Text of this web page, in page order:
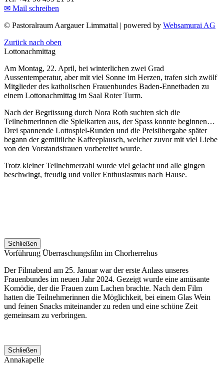
✉ Mail schreiben
© Pastoralraum Aargauer Limmattal | powered by Websamurai AG
Zurück nach oben
Lottonachmittag
Am Montag, 22. April, bei winterlichen zwei Grad
Aussentemperatur, aber mit viel Sonne im Herzen, trafen sich zwölf
Mitglieder des katholischen Frauenbundes Baden-Ennetbaden zu
einem Lottonachmittag im Saal Roter Turm.
Nach der Begrüssung durch Nora Roth suchten sich die
Teilnehmerinnen die Spielkarten aus, der Spass konnte beginnen…
Drei spannende Lottospiel-Runden und die Preisübergabe später
begann der gemütliche Kaffeeplausch, welcher zuvor mit viel Liebe
von den Vorstandsfrauen vorbereitet wurde.
Trotz kleiner Teilnehmerzahl wurde viel gelacht und alle gingen
beschwingt, freudig und voller Enthusiasmus nach Hause.
Schließen
Vorführung Überraschungsfilm im Chorherrehus
Der Filmabend am 25. Januar war der erste Anlass unseres
Frauenbundes im neuen Jahr 2024. Gezeigt wurde eine amüsante
Komödie, der die Frauen zum Lachen brachte. Nach dem Film
hatten die Teilnehmerinnen die Möglichkeit, bei einem Glas Wein
und feinen Snacks miteinander zu reden und eine schöne Zeit
gemeinsam zu verbringen.
Schließen
Annakapelle